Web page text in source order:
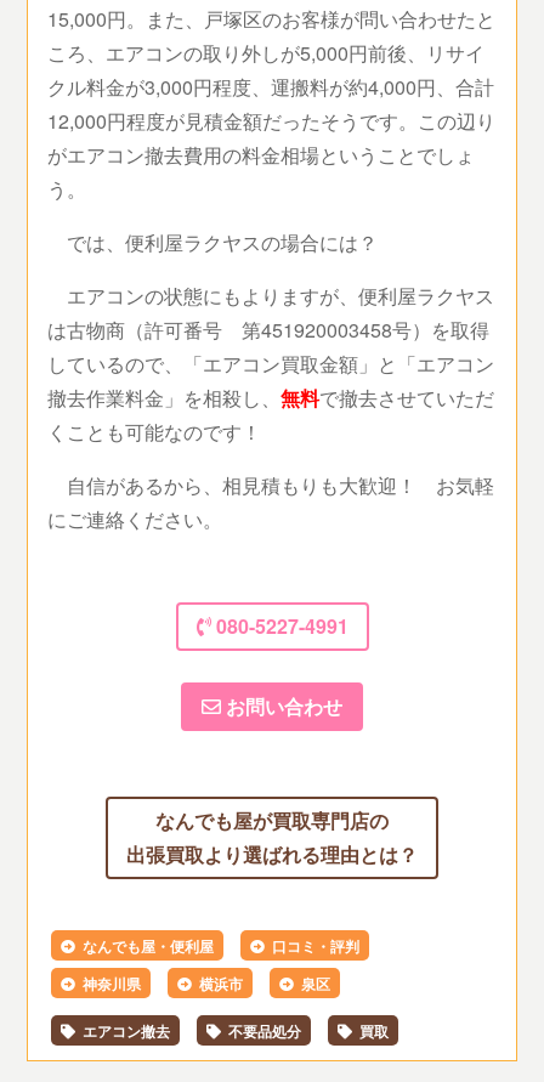
15,000円。また、戸塚区のお客様が問い合わせたと
ころ、エアコンの取り外しが5,000円前後、リサイ
クル料金が3,000円程度、運搬料が約4,000円、合計
12,000円程度が見積金額だったそうです。この辺り
がエアコン撤去費用の料金相場ということでしょ
う。
では、便利屋ラクヤスの場合には？
エアコンの状態にもよりますが、便利屋ラクヤス
は古物商（許可番号 第451920003458号）を取得
しているので、「エアコン買取金額」と「エアコン
撤去作業料金」を相殺し、無料で撤去させていただ
くことも可能なのです！
自信があるから、相見積もりも大歓迎！ お気軽
にご連絡ください。
080-5227-4991
お問い合わせ
なんでも屋が買取専門店の
出張買取より選ばれる理由とは？
なんでも屋・便利屋
口コミ・評判
神奈川県
横浜市 泉区
エアコン撤去 不要品処分 買取